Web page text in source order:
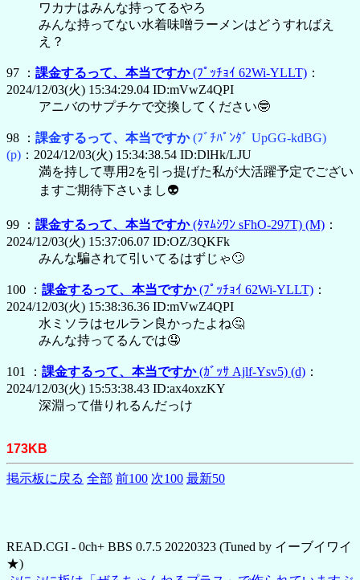
ワカナはみんな持ってるやろ
みんな持ってない水着味噌ラーメンはどうすればえ
え？
97 ： 課金するって、本当ですか(ﾌﾟｯﾁｮｲ 62Wi-YLLT) ：
2024/12/03(火) 15:34:29.04 ID:mVwZ4QPI
アニバのサプチケで交換してください🤓
98 ： 課金するって、本当ですか(ﾌﾞﾁﾊﾟﾝﾀﾞ UpGG-kdBG)
(p) ：2024/12/03(火) 15:34:38.54 ID:DlHk/LJU
満を持して専用2を引っ提げた私が大活躍予定でござい
ますご期待下さいまし👽
99 ： 課金するって、本当ですか(ﾀﾏﾑｼﾜﾝ sFhO-297T) (M) ：
2024/12/03(火) 15:37:06.07 ID:OZ/3QKFk
みんな騙されて引いてるはずじゃ🙄
100 ： 課金するって、本当ですか(ﾌﾟｯﾁｮｲ 62Wi-YLLT) ：
2024/12/03(火) 15:38:36.36 ID:mVwZ4QPI
水ミソラはセルラン良かったよね🤔
みんな持ってるんでは🤤
101 ： 課金するって、本当ですか(ｶﾞｯｻ Ajlf-Ysv5) (d) ：
2024/12/03(火) 15:53:38.43 ID:ax4oxzKY
深淵って借りれるんだっけ
173KB
掲示板に戻る 全部 前100 次100 最新50
READ.CGI - 0ch+ BBS 0.7.5 20220323 (Tuned by イーブイワイ
★)